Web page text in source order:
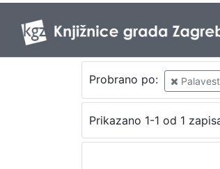
Probrano po:
Prikazano 1-1 od 1